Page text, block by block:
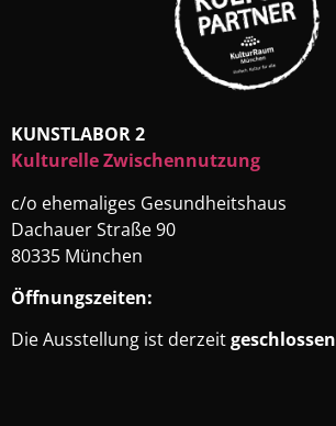
KUNSTLABOR 2
Kulturelle Zwischennutzung
c/o ehemaliges Gesundheitshaus
Dachauer Straße 90
80335 München
Öffnungszeiten:
Die Ausstellung ist derzeitgeschlossen